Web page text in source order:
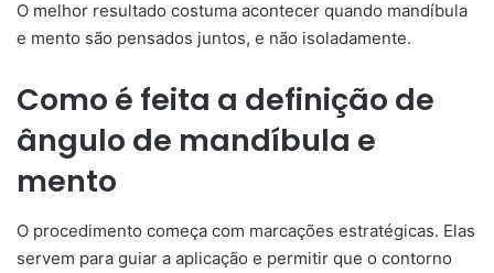
O melhor resultado costuma acontecer quando mandíbula
e mento são pensados juntos, e não isoladamente.
Como é feita a definição de
ângulo de mandíbula e
mento
O procedimento começa com marcações estratégicas. Elas
servem para guiar a aplicação e permitir que o contorno